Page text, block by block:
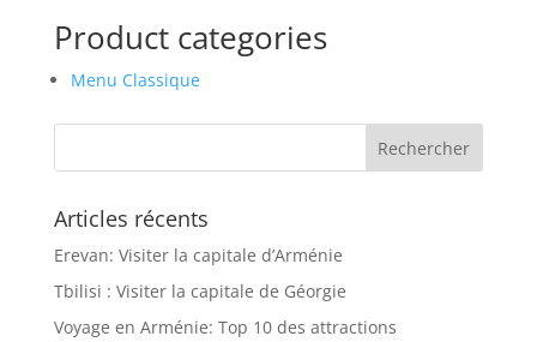
Product categories
Menu Classique
Articles récents
Erevan: Visiter la capitale d’Arménie
Tbilisi : Visiter la capitale de Géorgie
Voyage en Arménie: Top 10 des attractions